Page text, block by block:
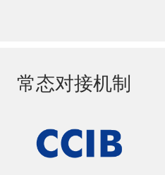
常态对接机制